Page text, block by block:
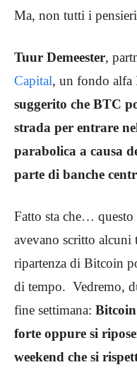
Ma, non tutti i
Tuur Demeester,
Capital, un fondo alfa
suggerito che BTC
strada per entrare
parabolica a causa
parte di banche
Fatto sta che… questo
avevano scritto alcuni
ripartenza di Bitcoin
di tempo. Vedremo,
fine settimana:
forte oppure si
weekend che si